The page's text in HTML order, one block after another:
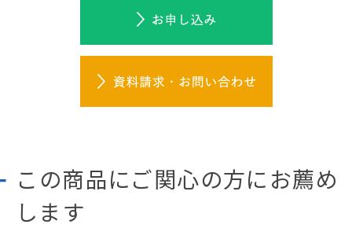
この商品にご関心の方にお薦め
します